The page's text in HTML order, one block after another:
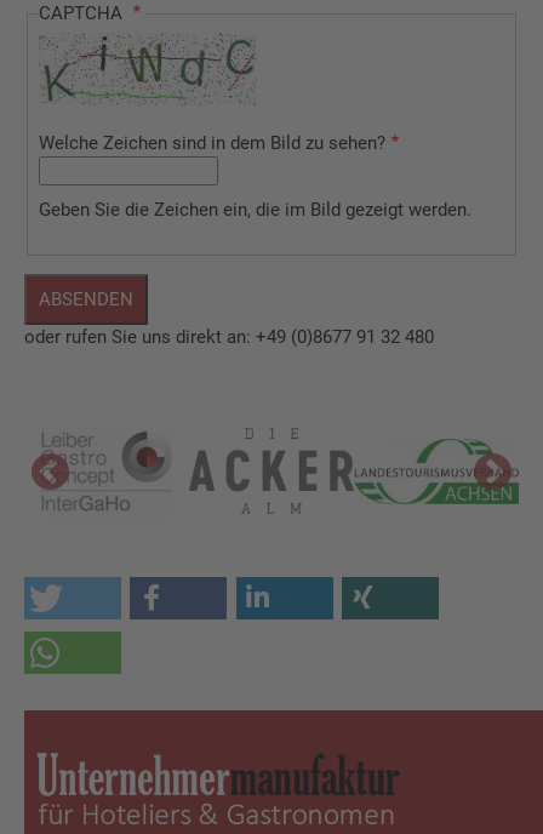
CAPTCHA
Welche Zeichen sind in dem Bild zu sehen?
Geben Sie die Zeichen ein, die im Bild gezeigt werden.
oder rufen Sie uns direkt an: +49 (0)8677 91 32 480